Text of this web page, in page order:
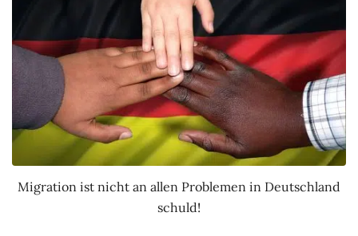
Migration ist nicht an allen Problemen in Deutschland
schuld!